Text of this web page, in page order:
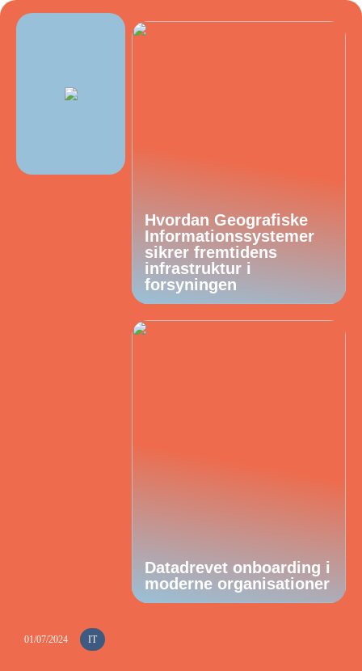
Hvordan Geografiske
Informationssystemer
sikrer fremtidens
infrastruktur i
forsyningen
Datadrevet onboarding i
moderne organisationer
01/07/2024 IT